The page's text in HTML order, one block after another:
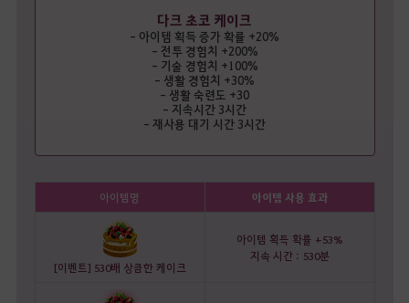
다크 초코 케이크
- 아이템 획득 증가 확률 +20%
- 전투 경험치 +200%
- 기술 경험치 +100%
- 생활 경험치 +30%
- 생활 숙련도 +30
- 지속시간 3시간
- 재사용 대기 시간 3시간
아이템명 아이템 사용 효과
[이벤트] 530배 상큼한 케이크
아이템 획득 확률 +53%
지속 시간 : 530분